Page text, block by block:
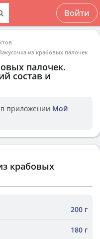
Войти
из крабовых палочек
палочек.
состав и
в приложении Мой
крабовых
200 г
180 г